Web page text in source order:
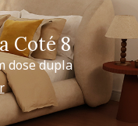
Coté 8
dose dupla